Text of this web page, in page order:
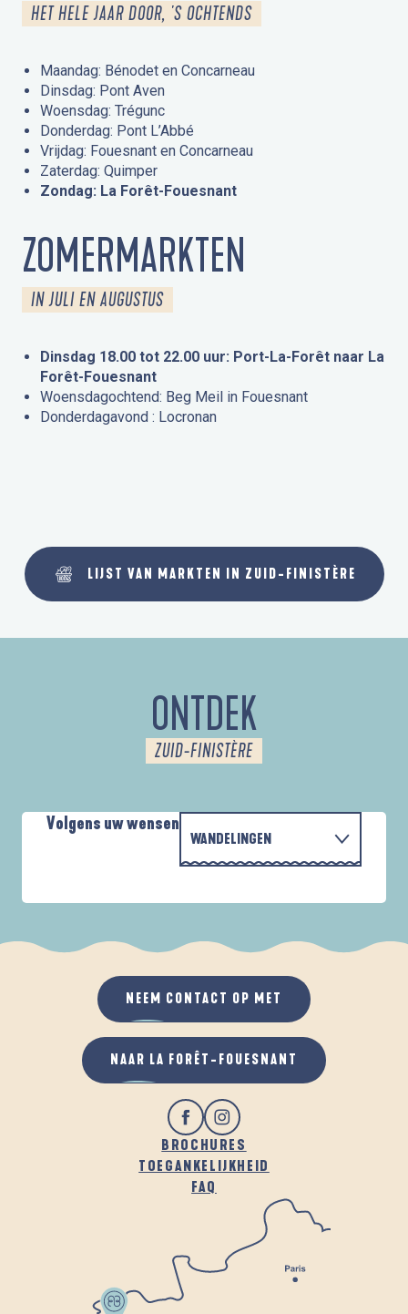
HET HELE JAAR DOOR, 'S OCHTENDS
Maandag: Bénodet en Concarneau
Dinsdag: Pont Aven
Woensdag: Trégunc
Donderdag: Pont L’Abbé
Vrijdag: Fouesnant en Concarneau
Zaterdag: Quimper
Zondag: La Forêt-Fouesnant
ZOMERMARKTEN
IN JULI EN AUGUSTUS
Dinsdag 18.00 tot 22.00 uur: Port-La-Forêt naar La
Forêt-Fouesnant
Woensdagochtend: Beg Meil in Fouesnant
Donderdagavond : Locronan
LIJST VAN MARKTEN IN ZUID-FINISTÈRE
ONTDEK
ZUID-FINISTÈRE
Volgens uw wensen
WANDELINGEN
ALS HET REGENT
IN DE FRISSE LUCHT
BROCHURES
TOEGANKELIJKHEID
FAQ
NEEM CONTACT OP MET
NAAR LA FORÊT-FOUESNANT